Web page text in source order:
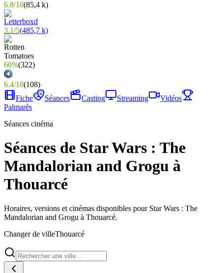
6.8/10(85,4 k)
3.1/5(485,7 k)
60%(322)
6.4/10(108)
Fiche
Séances Casting Streaming
Vidéos
Palmarès
Séances cinéma
Séances de Star Wars : The
Mandalorian and Grogu à
Thouarcé
Horaires, versions et cinémas disponibles pour Star Wars : The
Mandalorian and Grogu à Thouarcé.
Changer de villeThouarcé